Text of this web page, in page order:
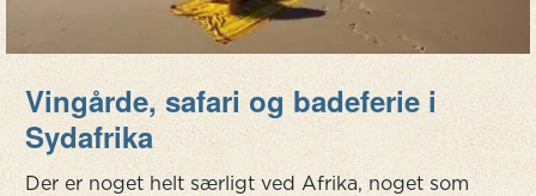
Vingårde, safari og badeferie i
Sydafrika
Der er noget helt særligt ved Afrika, noget som